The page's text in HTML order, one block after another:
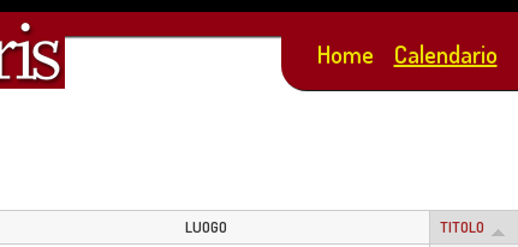
Salta al
contenuto
Home Calendario
LUOGO
TITOLO